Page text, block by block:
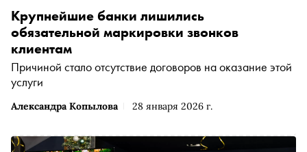
Александра Копылова 28 января 2026 г.
Крупнейшие банки лишились
обязательной маркировки звонков
клиентам
Причиной стало отсутствие договоров на оказание этой
услуги